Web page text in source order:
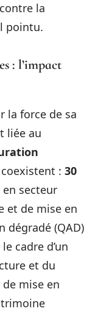
la
pointu.
: l’impact
la force de sa
liée au
: 30
secteur
et de mise en
dégradé (QAD)
cadre d’un
et du
de mise en